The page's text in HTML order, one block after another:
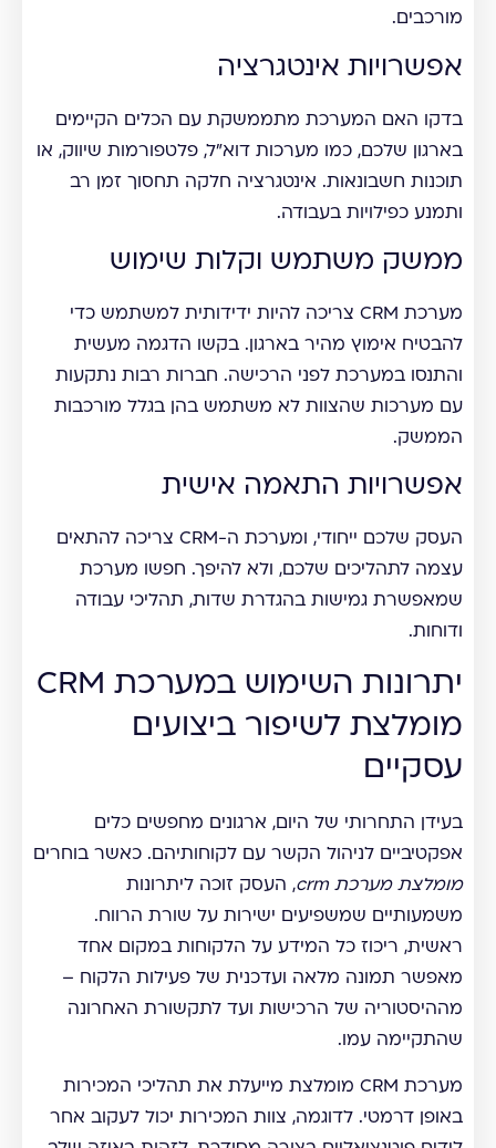
מורכבים.
אפשרויות אינטגרציה
בדקו האם המערכת מתממשקת עם הכלים הקיימים
בארגון שלכם, כמו מערכות דוא"ל, פלטפורמות שיווק, או
תוכנות חשבונאות. אינטגרציה חלקה תחסוך זמן רב
ותמנע כפילויות בעבודה.
ממשק משתמש וקלות שימוש
מערכת CRM צריכה להיות ידידותית למשתמש כדי
להבטיח אימוץ מהיר בארגון. בקשו הדגמה מעשית
והתנסו במערכת לפני הרכישה. חברות רבות נתקעות
עם מערכות שהצוות לא משתמש בהן בגלל מורכבות
הממשק.
אפשרויות התאמה אישית
העסק שלכם ייחודי, ומערכת ה-CRM צריכה להתאים
עצמה לתהליכים שלכם, ולא להיפך. חפשו מערכת
שמאפשרת גמישות בהגדרת שדות, תהליכי עבודה
ודוחות.
יתרונות השימוש במערכת CRM
מומלצת לשיפור ביצועים
עסקיים
בעידן התחרותי של היום, ארגונים מחפשים כלים
אפקטיביים לניהול הקשר עם לקוחותיהם. כאשר בוחרים
מומלצת מערכת crm
, העסק זוכה ליתרונות
משמעותיים שמשפיעים ישירות על שורת הרווח.
ראשית, ריכוז כל המידע על הלקוחות במקום אחד
מאפשר תמונה מלאה ועדכנית של פעילות הלקוח –
מההיסטוריה של הרכישות ועד לתקשורת האחרונה
שהתקיימה עמו.
מערכת CRM מומלצת מייעלת את תהליכי המכירות
באופן דרמטי. לדוגמה, צוות המכירות יכול לעקוב אחר